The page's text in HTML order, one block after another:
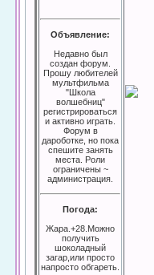
Объявление:
Недавно был
создан форум.
Прошу любителей
мультфильма
"Школа
волшебниц"
регистрироваться
и активно играть.
Форум в
дароботке, но пока
спешите занять
места. Роли
ограничены ~
администрация.
Погода:
Жара.+28.Можно
получить
шоколадный
загар,или просто
напросто обгареть.